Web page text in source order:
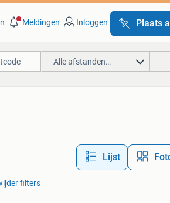
Meldingen Inloggen Plaats
Alle afstanden…
Lijst
filters